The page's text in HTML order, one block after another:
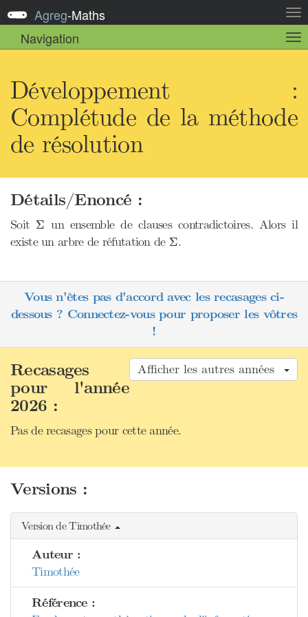
la
Agreg-Maths
Navigation
la
Développement :
Complétude de la méthode
de résolution
Détails/Enoncé :
Soit Σ
Σ un ensemble de clauses contradictoires. Alors il
existe un arbre de réfutation de Σ
Σ.
Vous n'êtes pas d'accord avec les recasages ci-
dessous ? Connectez-vous pour proposer les vôtres
!
Afficher les autres années
Recasages
pour l'année
2026 :
Pas de recasages pour cette année.
Versions :
Version de Timothée
Auteur :
Timothée
Référence :